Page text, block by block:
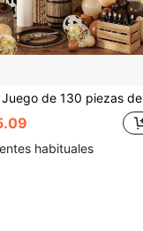
Juego de 130 piezas de arco de globos de vaquero occidental - Globos de color nude/marrón/blanco arena/dorado con lentejuelas/patrón de vaca - Perfecto para decoraciones de baby shower y fiesta de cumpleaños con temas de caballo, granja occidental, vaquero, vaquera y animales.
habituales